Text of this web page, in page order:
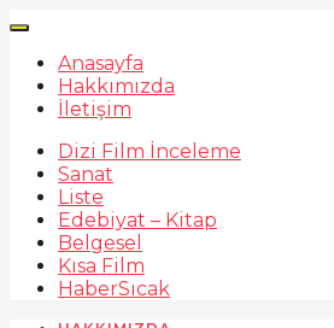
Anasayfa
Hakkımızda
İletişim
Dizi Film İnceleme
Sanat
Liste
Edebiyat – Kitap
Belgesel
Kısa Film
HaberSıcak